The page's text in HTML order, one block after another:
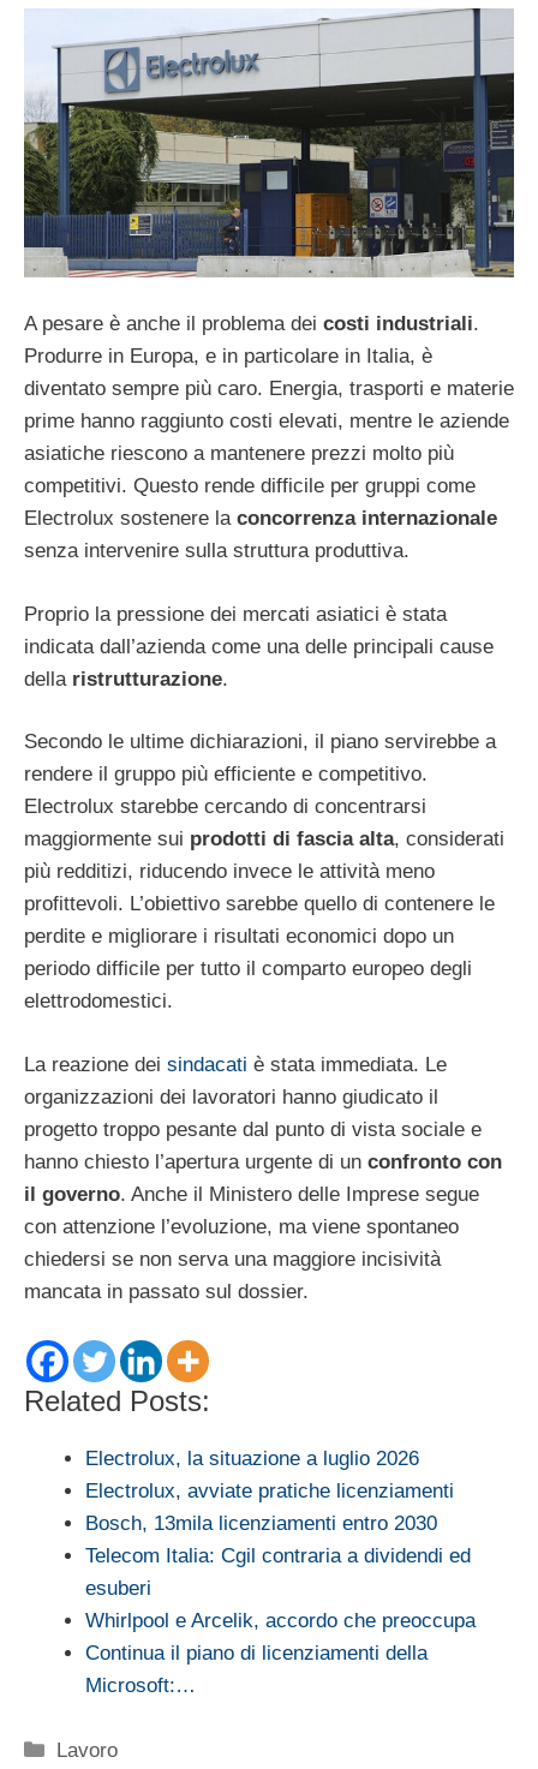
A pesare è anche il problema dei costi industriali.
Produrre in Europa, e in particolare in Italia, è
diventato sempre più caro. Energia, trasporti e materie
prime hanno raggiunto costi elevati, mentre le aziende
asiatiche riescono a mantenere prezzi molto più
competitivi. Questo rende difficile per gruppi come
Electrolux sostenere la concorrenza internazionale
senza intervenire sulla struttura produttiva.
Proprio la pressione dei mercati asiatici è stata
indicata dall’azienda come una delle principali cause
dellaristrutturazione.
Secondo le ultime dichiarazioni, il piano servirebbe a
rendere il gruppo più efficiente e competitivo.
Electrolux starebbe cercando di concentrarsi
maggiormente sui prodotti di fascia alta, considerati
più redditizi, riducendo invece le attività meno
profittevoli. L’obiettivo sarebbe quello di contenere le
perdite e migliorare i risultati economici dopo un
periodo difficile per tutto il comparto europeo degli
elettrodomestici.
La reazione dei sindacati è stata immediata. Le
organizzazioni dei lavoratori hanno giudicato il
progetto troppo pesante dal punto di vista sociale e
hanno chiesto l’apertura urgente di un confronto con
il governo. Anche il Ministero delle Imprese segue
con attenzione l’evoluzione, ma viene spontaneo
chiedersi se non serva una maggiore incisività
mancata in passato sul dossier.
Related Posts:
Electrolux, la situazione a luglio 2026
Electrolux, avviate pratiche licenziamenti
Bosch, 13mila licenziamenti entro 2030
Telecom Italia: Cgil contraria a dividendi ed
esuberi
Whirlpool e Arcelik, accordo che preoccupa
Continua il piano di licenziamenti della
Microsoft:…
Categorie
Lavoro